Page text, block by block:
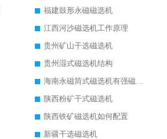
福建鼓形永磁磁选机
江西河沙磁选机工作原理
贵州矿山干选磁选机
贵州湿式磁选机结构
海南永磁筒式磁选机有强磁的吗
陕西粉矿干式磁选机
陕西铁矿磁选机如何配置
新疆干选磁选机